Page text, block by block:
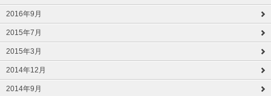
2016年9月
2015年7月
2015年3月
2014年12月
2014年9月